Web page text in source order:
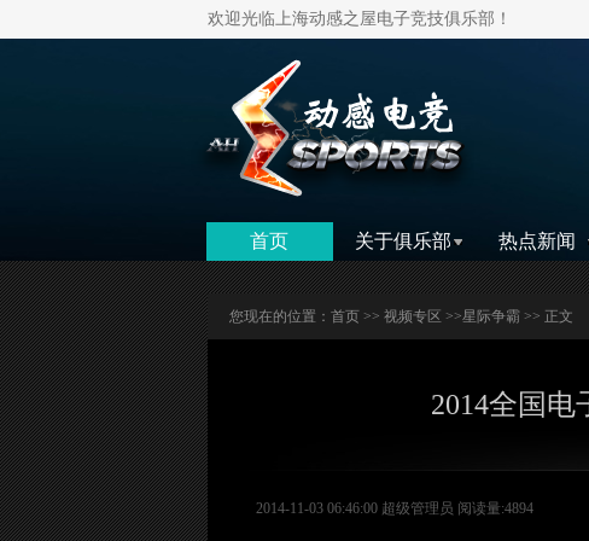
欢迎光临上海动感之屋电子竞技俱乐部！
首页 关于俱乐部 热点新闻
您现在的位置： 首页 >> 视频专区 >>星际争霸 >> 正文
2014全国电
2014-11-03 06:46:00 超级管理员 阅读量:4894